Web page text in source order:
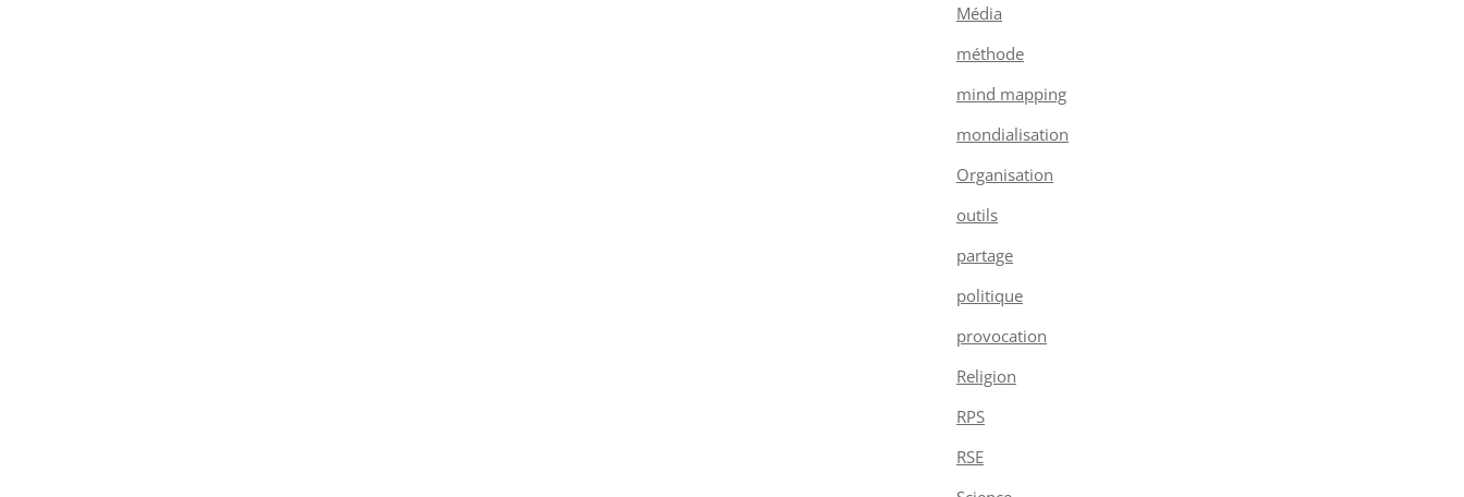
Média
méthode
mind mapping
mondialisation
Organisation
outils
partage
politique
provocation
Religion
RPS
RSE